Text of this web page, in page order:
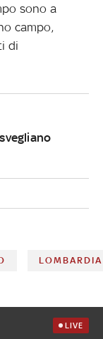
sono a
campo,
di
LOMBARDIA
LIVE